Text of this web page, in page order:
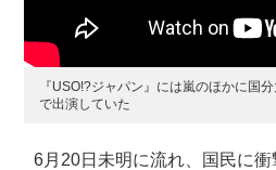
『USO!?ジャパン』には嵐のほかに国
で出演していた
6月20日未明に流れ、国民に衝